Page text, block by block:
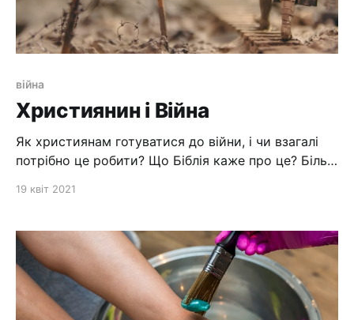
війна
Християнин і Війна
Як християнам готуватися до війни, і чи взагалі
потрібно це робити? Що Біблія каже про це? Більш
19 квіт 2021